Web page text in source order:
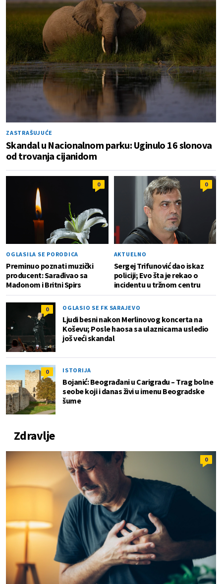
ZASTRAŠUJUĆE
Skandal u Nacionalnom parku: Uginulo 16 slonova
od trovanja cijanidom
0
OGLASILA SE PORODICA
Preminuo poznati muzički
producent: Sarađivao sa
Madonom i Britni Spirs
0
AKTUELNO
Sergej Trifunović dao iskaz
policiji; Evo šta je rekao o
incidentu u tržnom centru
0 OGLASIO SE FK SARAJEVO
Ljudi besni nakon Merlinovog koncerta na
Koševu; Posle haosa sa ulaznicama usledio
još veći skandal
0 ISTORIJA
Bojanić: Beograđani u Carigradu – Тrag bolne
seobe koji i danas živi u imenu Beogradske
šume
Zdravlje
0